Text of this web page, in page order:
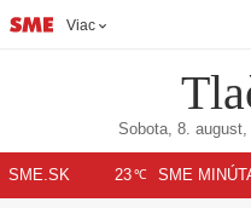
Viac
Sobota, 8. august,
SME.SK 23℃ SME